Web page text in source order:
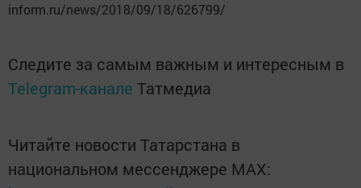
inform.ru/news/2018/09/18/626799/
Следите за самым важным и интересным в
Telegram-канале Татмедиа
Читайте новости Татарстана в
национальном мессенджере MАХ: